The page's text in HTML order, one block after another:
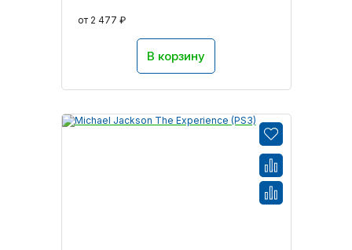
от 2 477 ₽
В корзину